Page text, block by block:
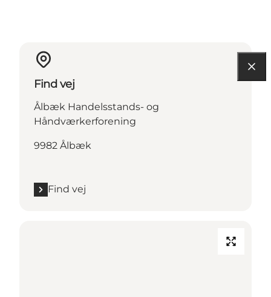
Find vej
Ålbæk Handelsstands- og
Håndværkerforening
9982 Ålbæk
Find vej